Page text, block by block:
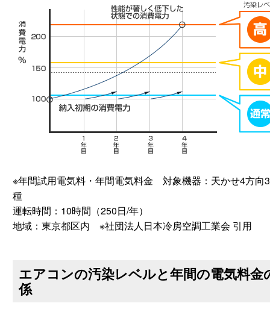
※年間試用電気料・年間電気料金 対象機器：天かせ4方向
種
運転時間：10時間（250日/年）
地域：東京都区内 ※社団法人日本冷房空調工業会 引用
エアコンの汚染レベルと年間の電気料金
係